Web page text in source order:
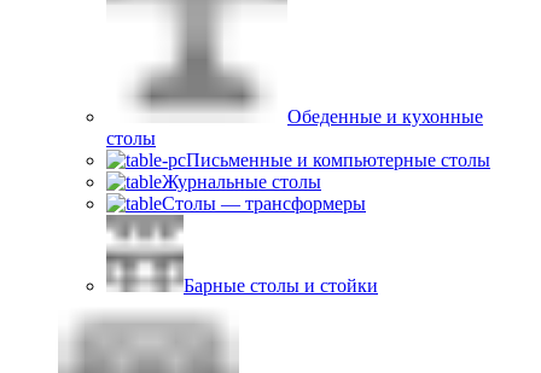
Обеденные и кухонные
столы
Письменные и компьютерные столы
Журнальные столы
Столы — трансформеры
Барные столы и стойки